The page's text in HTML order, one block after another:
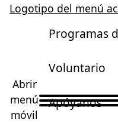
Logotipo del menú
Abrir
menú
móvil
Programas
Voluntario
Apóyanos